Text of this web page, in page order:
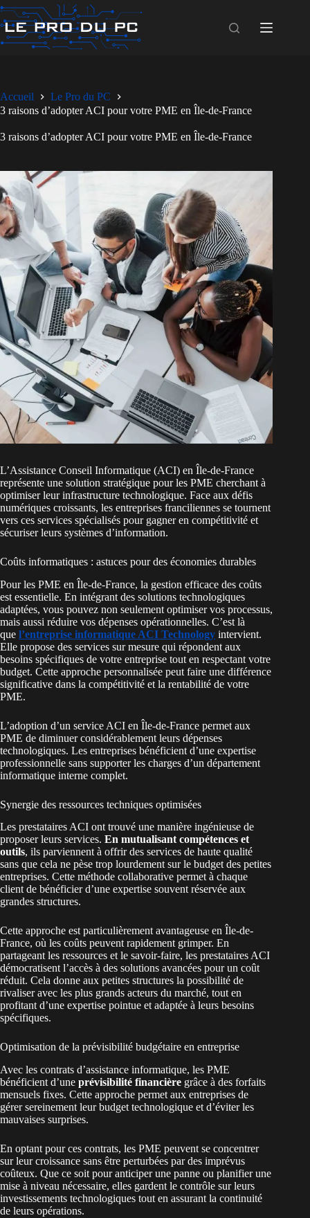
Passer
au
contenu
Accueil
Le Pro du PC
3 raisons d’adopter ACI pour votre PME en Île-de-France
3 raisons d’adopter ACI pour votre PME en Île-de-France
L’Assistance Conseil Informatique (ACI) en Île-de-France
représente une solution stratégique pour les PME cherchant à
optimiser leur infrastructure technologique. Face aux défis
numériques croissants, les entreprises franciliennes se tournent
vers ces services spécialisés pour gagner en compétitivité et
sécuriser leurs systèmes d’information.
Coûts informatiques : astuces pour des économies durables
Pour les PME en Île-de-France, la gestion efficace des coûts
est essentielle. En intégrant des solutions technologiques
adaptées, vous pouvez non seulement optimiser vos processus,
mais aussi réduire vos dépenses opérationnelles. C’est là
que l’entreprise informatique ACI Technology intervient.
Elle propose des services sur mesure qui répondent aux
besoins spécifiques de votre entreprise tout en respectant votre
budget. Cette approche personnalisée peut faire une différence
significative dans la compétitivité et la rentabilité de votre
PME.
L’adoption d’un service ACI en Île-de-France permet aux
PME de diminuer considérablement leurs dépenses
technologiques. Les entreprises bénéficient d’une expertise
professionnelle sans supporter les charges d’un département
informatique interne complet.
Synergie des ressources techniques optimisées
Les prestataires ACI ont trouvé une manière ingénieuse de
proposer leurs services. En mutualisant compétences et
outils, ils parviennent à offrir des services de haute qualité
sans que cela ne pèse trop lourdement sur le budget des petites
entreprises. Cette méthode collaborative permet à chaque
client de bénéficier d’une expertise souvent réservée aux
grandes structures.
Cette approche est particulièrement avantageuse en Île-de-
France, où les coûts peuvent rapidement grimper. En
partageant les ressources et le savoir-faire, les prestataires ACI
démocratisent l’accès à des solutions avancées pour un coût
réduit. Cela donne aux petites structures la possibilité de
rivaliser avec les plus grands acteurs du marché, tout en
profitant d’une expertise pointue et adaptée à leurs besoins
spécifiques.
Optimisation de la prévisibilité budgétaire en entreprise
Avec les contrats d’assistance informatique, les PME
bénéficient d’une prévisibilité financière grâce à des forfaits
mensuels fixes. Cette approche permet aux entreprises de
gérer sereinement leur budget technologique et d’éviter les
mauvaises surprises.
En optant pour ces contrats, les PME peuvent se concentrer
sur leur croissance sans être perturbées par des imprévus
coûteux. Que ce soit pour anticiper une panne ou planifier une
mise à niveau nécessaire, elles gardent le contrôle sur leurs
investissements technologiques tout en assurant la continuité
de leurs opérations.